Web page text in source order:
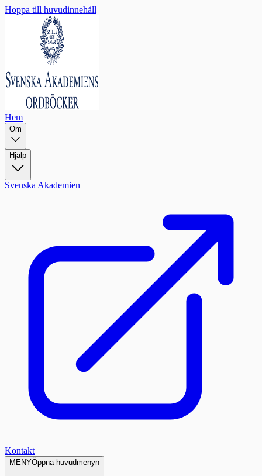
Hoppa till huvudinnehåll
Hem
Om
Hjälp
Svenska Akademien
Kontakt
MENYÖppna huvudmenyn